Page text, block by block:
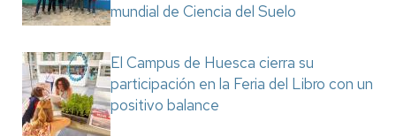
mundial de Ciencia del Suelo
El Campus de Huesca cierra su
participación en la Feria del Libro con un
positivo balance